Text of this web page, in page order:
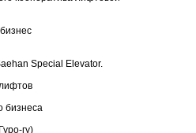
Special Elevator.
бизнеса
гу)